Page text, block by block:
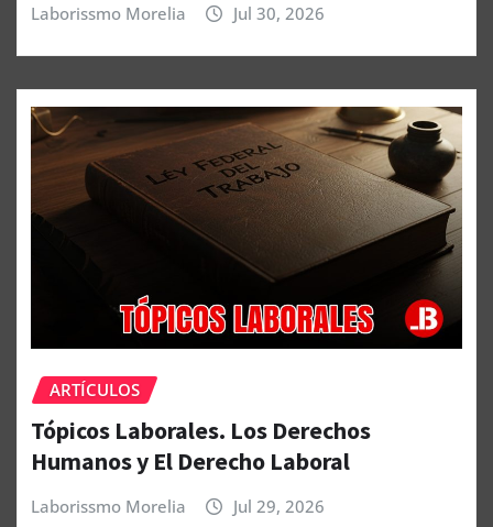
Laborissmo Morelia Jul 30, 2026
ARTÍCULOS
Tópicos Laborales. Los Derechos
Humanos y El Derecho Laboral
Laborissmo Morelia Jul 29, 2026